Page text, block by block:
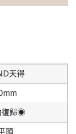
天得
復歸◉
頭